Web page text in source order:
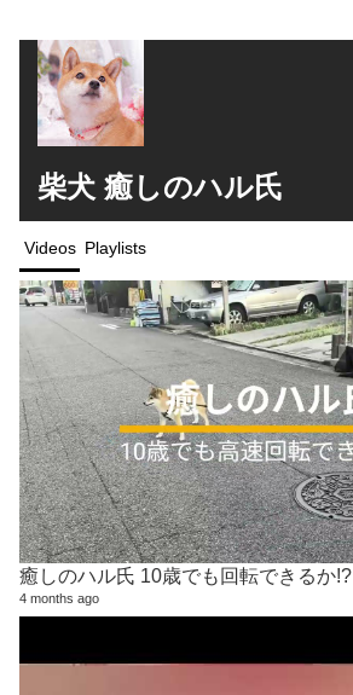
柴犬 癒しのハル氏
Videos Playlists
癒しのハル氏 10歳でも回転できるか!?
4 months ago